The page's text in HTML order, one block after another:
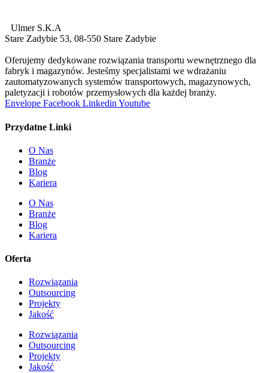
Ulmer S.K.A
Stare Zadybie 53, 08-550 Stare Zadybie
Oferujemy dedykowane rozwiązania transportu wewnętrznego dla
fabryk i magazynów. Jesteśmy specjalistami we wdrażaniu
zautomatyzowanych systemów transportowych, magazynowych,
paletyzacji i robotów przemysłowych dla każdej branży.
Envelope Facebook Linkedin Youtube
Przydatne Linki
O Nas
Branże
Blog
Kariera
O Nas
Branże
Blog
Kariera
Oferta
Rozwiązania
Outsourcing
Projekty
Jakość
Rozwiązania
Outsourcing
Projekty
Jakość